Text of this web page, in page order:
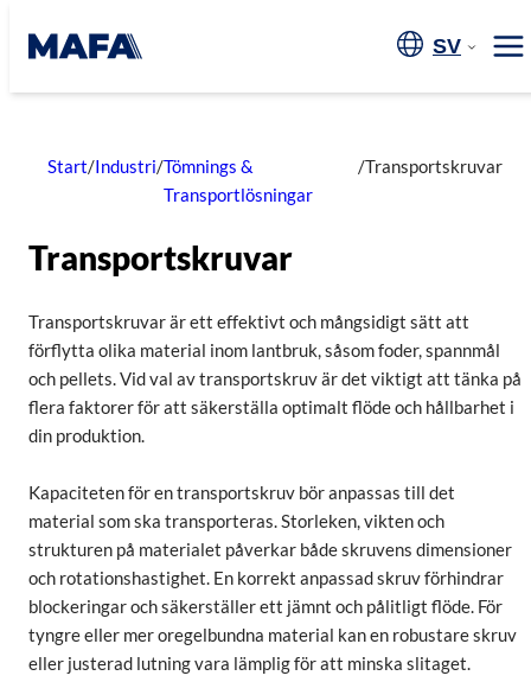
till
innehåll
SV
Start/Industri/Tömnings &
Transportlösningar
/Transportskruvar
Transportskruvar
Transportskruvar är ett effektivt och mångsidigt sätt att
förflytta olika material inom lantbruk, såsom foder, spannmål
och pellets. Vid val av transportskruv är det viktigt att tänka på
flera faktorer för att säkerställa optimalt flöde och hållbarhet i
din produktion.
Kapaciteten för en transportskruv bör anpassas till det
material som ska transporteras. Storleken, vikten och
strukturen på materialet påverkar både skruvens dimensioner
och rotationshastighet. En korrekt anpassad skruv förhindrar
blockeringar och säkerställer ett jämnt och pålitligt flöde. För
tyngre eller mer oregelbundna material kan en robustare skruv
eller justerad lutning vara lämplig för att minska slitaget.